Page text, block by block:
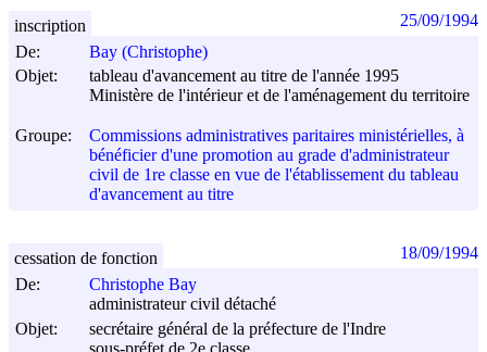
De:
Bay (Christophe)
Objet:
tableau d'avancement au titre de l'année 1995
Ministère de l'intérieur et de l'aménagement du territoire
Groupe:
Commissions administratives paritaires ministérielles, à
bénéficier d'une promotion au grade d'administrateur
civil de 1re classe en vue de l'établissement du tableau
d'avancement au titre
inscription 25/09/1994
De:
Christophe Bay
administrateur civil détaché
Objet:
secrétaire général de la préfecture de l'Indre
cessation de fonction 18/09/1994